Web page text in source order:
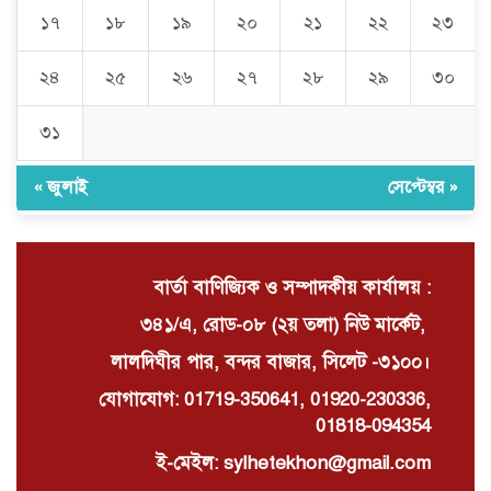
La PlayBun AI maneja prompts
complejos con facilidad: La
herramienta definitiva
ও যৌক্তিক সংস্কারের দাবিতে সমাবেশ
১৭ ১৮ ১৯ ২০ ২১ ২২ ২৩
২৪ ২৫ ২৬ ২৭ ২৮ ২৯ ৩০
৩১
« জুলাই সেপ্টেম্বর »
বার্তা বাণিজ্যিক ও সম্পাদকীয় কার্যালয় :
৩৪১/এ, রোড-০৮ (২য় তলা) নিউ মার্কেট,
লালদিঘীর পার, বন্দর বাজার, সিলেট -৩১০০।
যোগাযোগ: 01719-350641, 01920-230336,
01818-094354
ই-মেইল: sylhetekhon@gmail.com